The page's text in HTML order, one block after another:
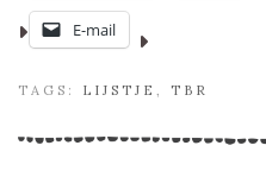
E-mail
TAGS: LIJSTJE TBR